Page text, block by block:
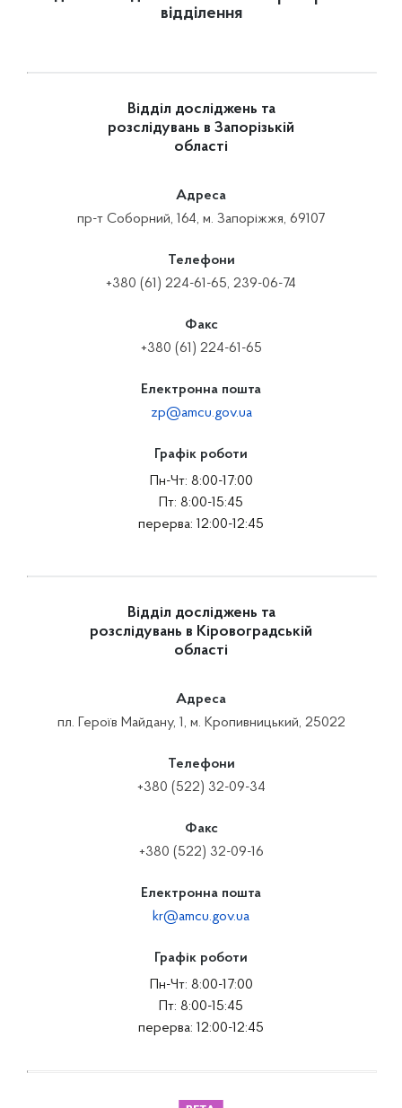
відділення
Відділ досліджень та
розслідувань в Запорізькій
області
Адреса
пр-т Соборний, 164, м. Запоріжжя, 69107
Телефони
+380 (61) 224-61-65, 239-06-74
Факс
+380 (61) 224-61-65
Електронна пошта
zp@amcu.gov.ua
Графік роботи
Пн-Чт: 8:00-17:00
Пт: 8:00-15:45
перерва: 12:00-12:45
Відділ досліджень та
розслідувань в Кіровоградській
області
Адреса
пл. Героїв Майдану, 1, м. Кропивницький, 25022
Телефони
+380 (522) 32-09-34
Факс
+380 (522) 32-09-16
Електронна пошта
kr@amcu.gov.ua
Графік роботи
Пн-Чт: 8:00-17:00
Пт: 8:00-15:45
перерва: 12:00-12:45